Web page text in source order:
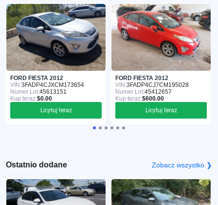
FORD FIESTA 2012
VIN:3FADP4CJXCM173654
Numer Lot:45613151
Kup teraz:$0.00
Licytuj teraz
FORD FIESTA 2012
VIN:3FADP4CJ7CM195028
Numer Lot:45412657
Kup teraz:$600.00
Licytuj teraz
Ostatnio dodane Zobacz wszystko ❯